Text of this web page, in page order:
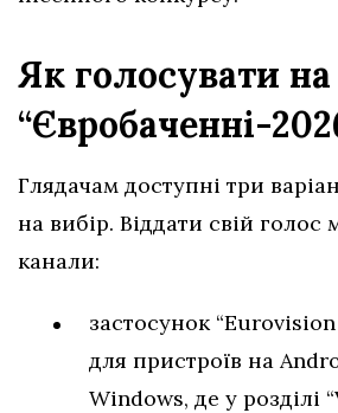
Як голосувати на
“Євробаченні-
Глядачам доступні три
на вибір. Віддати свій голос
канали:
застосунок
для пристроїв на
Windows, де у розділі